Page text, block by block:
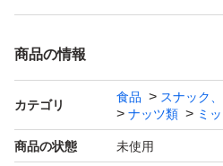
から製造します！)
アメリカ産ノンパレル種の素焼
の生くるみ、ベトナム産の深煎
ックスナッツです♪
商品の情報
カテゴリ
食品
スナック
ナッツ類
ミ
商品の状態 未使用